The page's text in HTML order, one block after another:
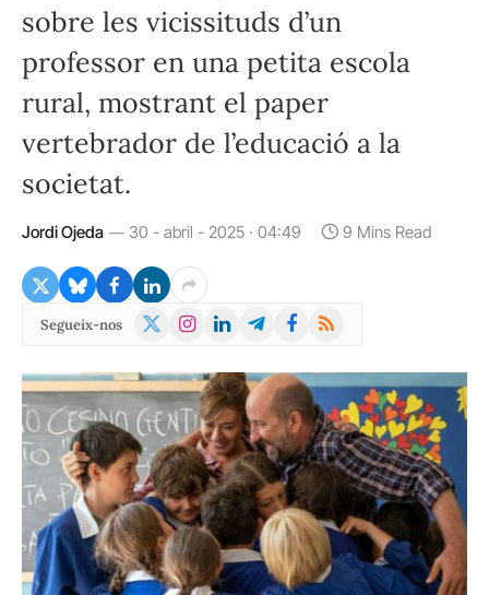
sobre les vicissituds d’un
professor en una petita escola
rural, mostrant el paper
vertebrador de l’educació a la
societat.
Jordi Ojeda 30 - abril - 2025 · 04:49 9 Mins Read
Segueix-nos
X
Instagram
LinkedInTelegramFacebook
RSS